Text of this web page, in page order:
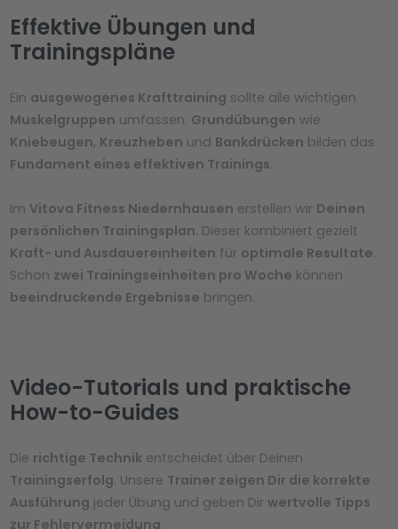
Effektive Übungen und
Trainingspläne
Ein ausgewogenes Krafttraining sollte alle wichtigen
Muskelgruppen umfassen. Grundübungen wie
Kniebeugen, Kreuzheben und Bankdrücken bilden das
Fundament eines effektiven Trainings.
Im Vitova Fitness Niedernhausen erstellen wir Deinen
persönlichen Trainingsplan. Dieser kombiniert gezielt
Kraft- und Ausdauereinheiten für optimale Resultate.
Schon zwei Trainingseinheiten pro Woche können
beeindruckende Ergebnisse bringen.
Video-Tutorials und praktische
How-to-Guides
Die richtige Technik entscheidet über Deinen
Trainingserfolg. Unsere Trainer zeigen Dir die korrekte
Ausführung jeder Übung und geben Dirwertvolle Tipps
zur Fehlervermeidung.